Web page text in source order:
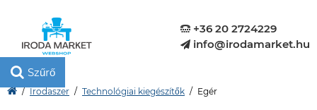
Szűrő
+36 20 2724229
info@irodamarket.hu
Irodaszer Technológiai kiegészítők Egér